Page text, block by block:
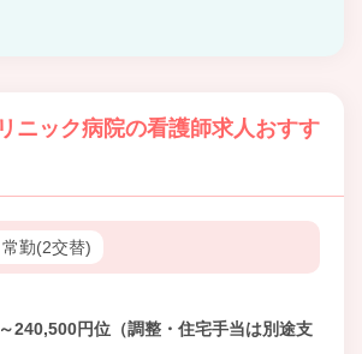
ニック病院の看護師求人おすす
常勤(2交替)
240,500円位（調整・住宅手当は別途支